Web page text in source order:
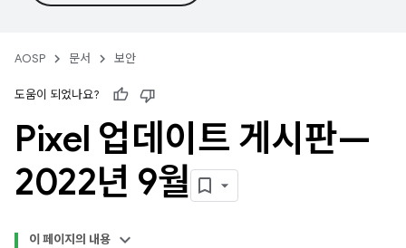
AOSP 문서 보안
도움이 되었나요?
Pixel 업데이트 게시판—
2022년 9월
이 페이지의 내용